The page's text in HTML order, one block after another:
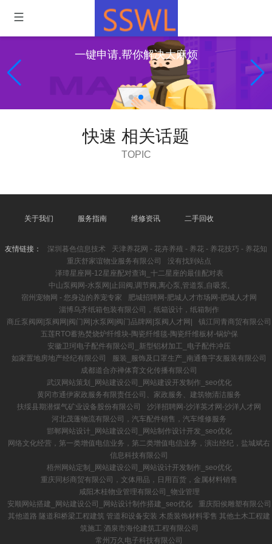
一键申请,帮你解决大麻烦
快速 相关话题
TOPIC
关于我们 服务指南 维修资讯 二手回收
友情链接： 深圳暮色信息技术
天津养花网 - 花卉养殖 - 养花 - 养花技巧 - 养花知
重庆舒家谊物业服务有限公司
没有找到站点
泽璋星座网-12星座配对查询_十二星座的最佳配对表
中山泵阀网-水泵网|止回阀,调节阀,离心泵,管道泵,自吸泵,
宿州宠物网 - 您身边的养宠专家
肥城招聘网-肥城人才市场网-肥城人才网
淄博乌齐纸箱包装有限公司，纸箱设计，纸箱制作
商丘泵阀网|泵阀网|阀门网|水泵网|阀门品牌网|泵阀人才网|
镇江同青商贸有限公司
五莲RTO蓄热焚烧炉纤维块-陶瓷纤维毯-陶瓷纤维板材-锅炉保
安徽卫珂电子配件有限公司_新型铝材加工_电子配件冲压
如家置地房地产经纪有限公司
服装_服饰及口罩生产_南通鲁宇友服装有限公司
成都道合亦禅体育文化传播有限公司
武汉网站策划_网站建设公司_网站建设开发制作_seo优化
黄冈市通伊家政服务有限责任公司、家政服务、建筑物清洁服务
扶绥县期潜煤气矿业设备股份有限公司
沙洋招聘网-沙洋英才网-沙洋人才网
河北茂蓬物流有限公司，汽车配件销售，汽车维修服务
邯郸网站设计_网站建设公司_网站制作设计开发_seo优化
网络文化经营，第一类增值电信业务，第二类增值电信业务，演出经纪，盐城斌右
信息科技有限公司
梧州网站定制_网站建设公司_网站设计开发制作_seo优化
重庆同杉商贸有限公司，文体用品，日用百货，金属材料销售
咸阳木桂物业管理有限公司_物业管理
安顺网站搭建_网站建设公司_网站设计制作搭建_seo优化
重庆阳侯雕塑有限公司
其他道路 隧道和桥梁工程建筑 管道和设备安装 木质装饰材料零售 其他土木工程建
筑施工 酒泉市海伦建筑工程有限公司
常州万久电子科技有限公司